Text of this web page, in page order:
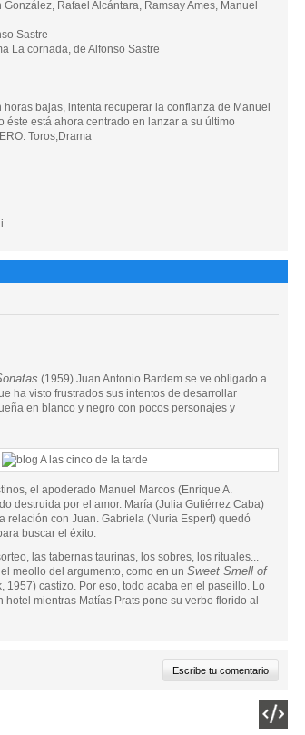
Rafael Alcántara, Ramsay Ames, Manuel
Sastre
La cornada, de Alfonso Sastre
bajas, intenta recuperar la confianza de Manuel
éste está ahora centrado en lanzar a su último
Toros,Drama
(1959) Juan Antonio Bardem se ve obligado a
ha visto frustrados sus intentos de desarrollar
en blanco y negro con pocos personajes y
el apoderado Manuel Marcos (Enrique A.
destruida por el amor. María (Julia Gutiérrez Caba)
relación con Juan. Gabriela (Nuria Espert) quedó
buscar el éxito.
las tabernas taurinas, los sobres, los rituales...
meollo del argumento, como en un Sweet Smell of
castizo. Por eso, todo acaba en el paseíllo. Lo
mientras Matías Prats pone su verbo florido al